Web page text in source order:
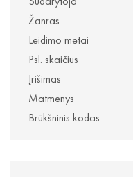
Žanras
Leidimo metai
Psl. skaičius
Įrišimas
Matmenys
Brūkšninis kodas